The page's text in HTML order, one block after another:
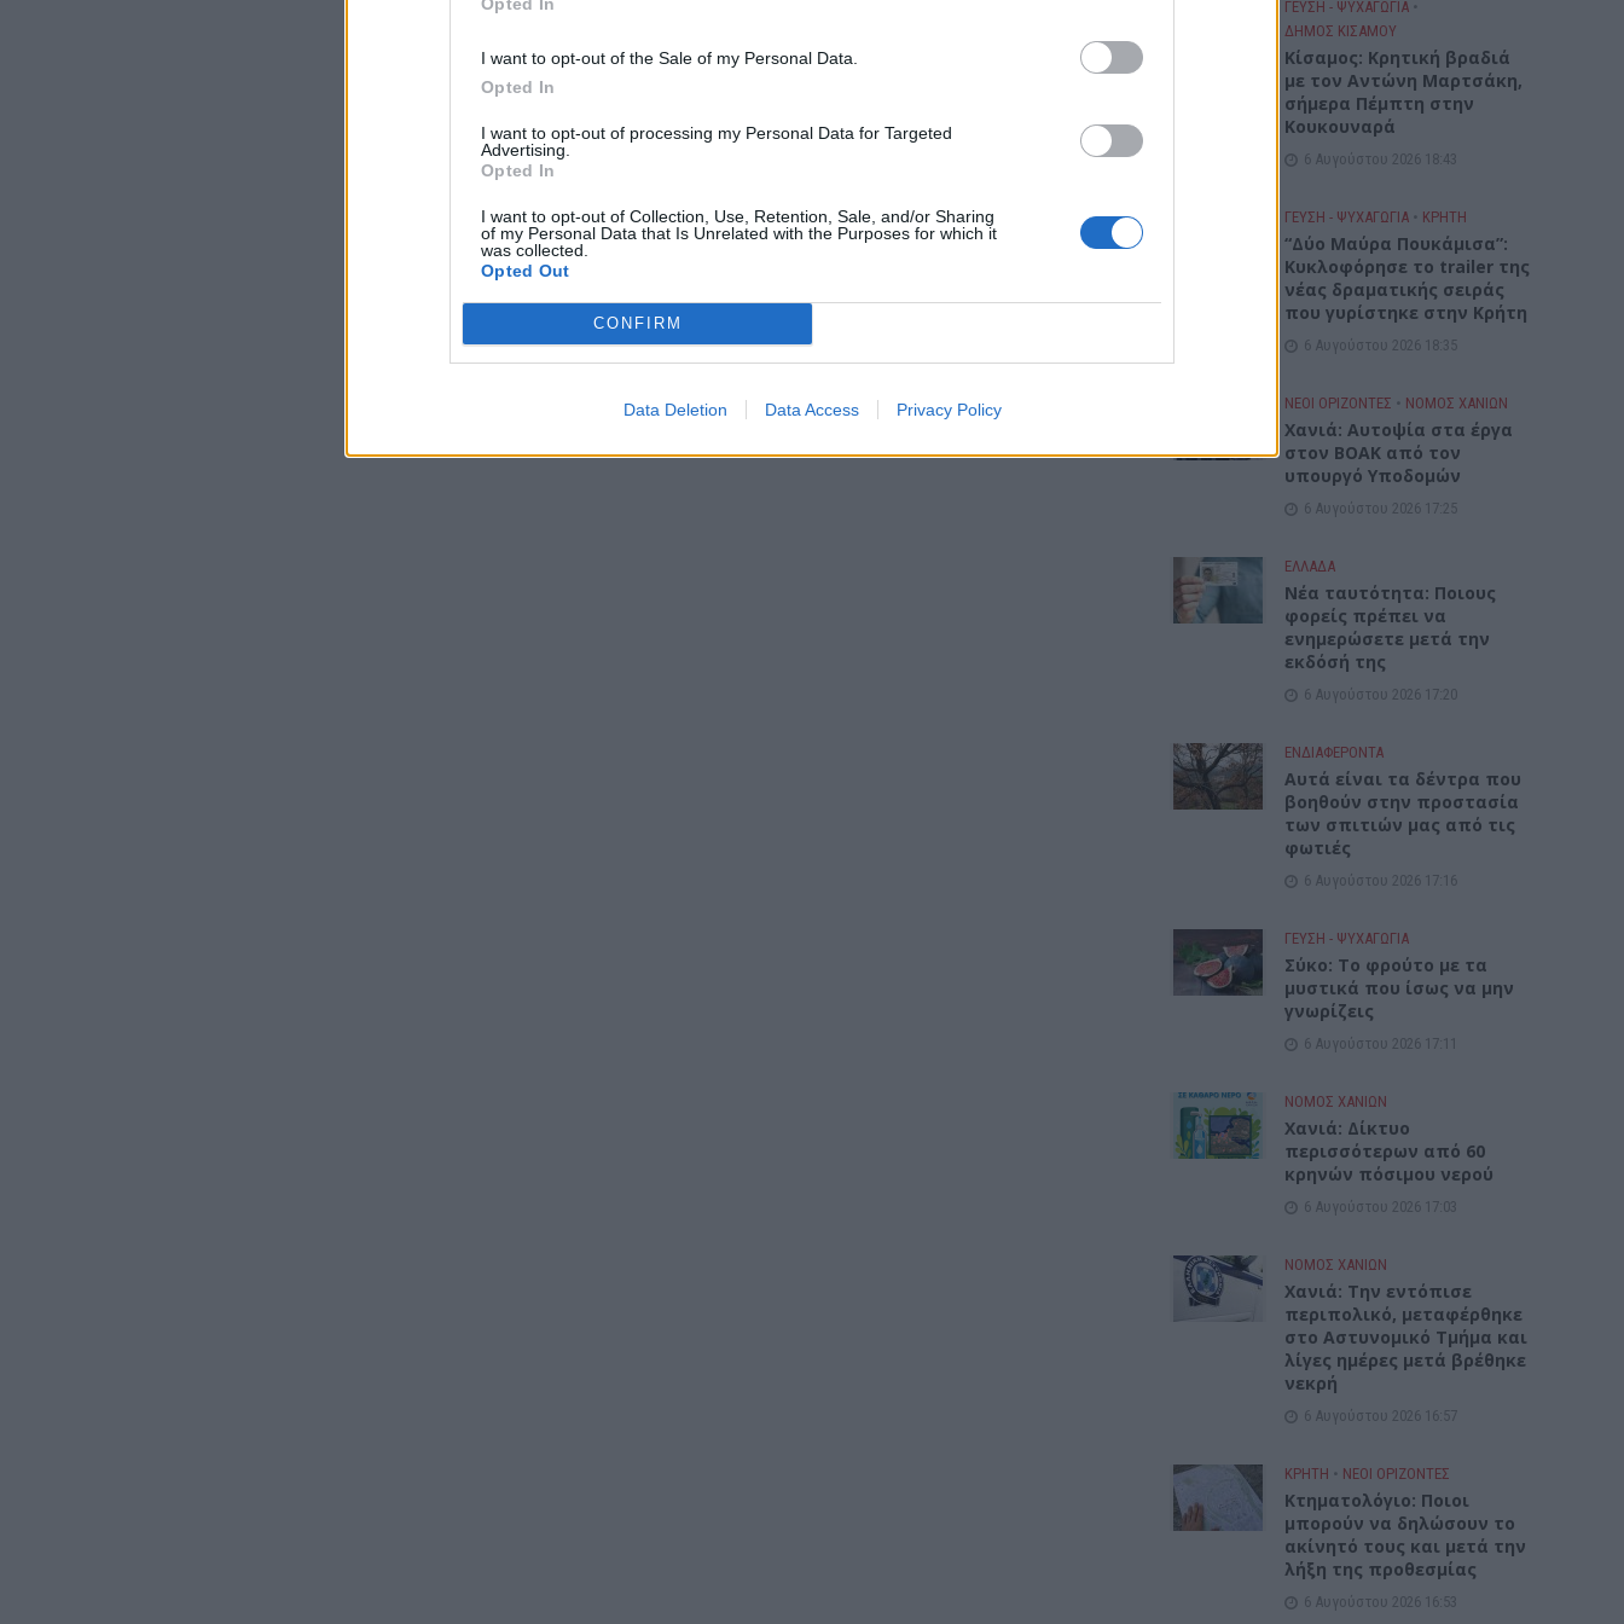
I want to opt-out of the Sale of my Personal Data.
Opted In
I want to opt-out of processing my Personal Data for Targeted
Advertising.
Opted In
I want to opt-out of Collection, Use, Retention, Sale, and/or Sharing
of my Personal Data that Is Unrelated with the Purposes for which it
was collected.
Opted Out
CONFIRM
Data Deletion Data Access Privacy Policy
ΓΕΎΣΗ - ΨΥΧΑΓΩΓΊΑ •
ΔΉΜΟΣ ΚΙΣΆΜΟΥ
Kίσαμος: Κρητική βραδιά
με τον Αντώνη Μαρτσάκη,
σήμερα Πέμπτη στην
Κουκουναρά
6 Αυγούστου 2026 18:43
ΓΕΎΣΗ - ΨΥΧΑΓΩΓΊΑ • ΚΡΗΤΗ
“Δύο Μαύρα Πουκάμισα”:
Κυκλοφόρησε το trailer της
νέας δραματικής σειράς
που γυρίστηκε στην Κρήτη
6 Αυγούστου 2026 18:35
ΝΕΟΙ ΟΡΙΖΟΝΤΕΣ • ΝΟΜΌΣ ΧΑΝΊΩΝ
Χανιά: Αυτοψία στα έργα
στον ΒΟΑΚ από τον
υπουργό Υποδομών
6 Αυγούστου 2026 17:25
ΕΛΛΑΔΑ
Νέα ταυτότητα: Ποιους
φορείς πρέπει να
ενημερώσετε μετά την
εκδόσή της
6 Αυγούστου 2026 17:20
ΕΝΔΙΑΦΕΡΟΝΤΑ
Αυτά είναι τα δέντρα που
βοηθούν στην προστασία
των σπιτιών μας από τις
φωτιές
6 Αυγούστου 2026 17:16
ΓΕΎΣΗ - ΨΥΧΑΓΩΓΊΑ
Σύκο: Το φρούτο με τα
μυστικά που ίσως να μην
γνωρίζεις
6 Αυγούστου 2026 17:11
ΝΟΜΌΣ ΧΑΝΊΩΝ
Xανιά: Δίκτυο
περισσότερων από 60
κρηνών πόσιμου νερού
6 Αυγούστου 2026 17:03
ΝΟΜΌΣ ΧΑΝΊΩΝ
Χανιά: Την εντόπισε
περιπολικό, μεταφέρθηκε
στο Αστυνομικό Τμήμα και
λίγες ημέρες μετά βρέθηκε
νεκρή
6 Αυγούστου 2026 16:57
ΚΡΗΤΗ • ΝΕΟΙ ΟΡΙΖΟΝΤΕΣ
Κτηματολόγιο: Ποιοι
μπορούν να δηλώσουν το
ακίνητό τους και μετά την
λήξη της προθεσμίας
6 Αυγούστου 2026 16:53